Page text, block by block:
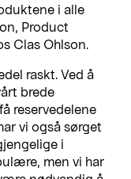
i alle
Product
Clas Ohlson.
raskt. Ved å
brede
reservedelene
vi også sørget
i
men vi har